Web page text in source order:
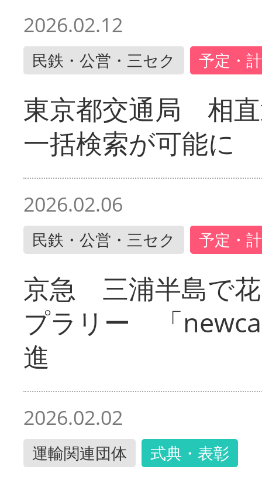
2026.02.12
民鉄・公営・三セク 予定・
東京都交通局 相
一括検索が可能に
2026.02.06
民鉄・公営・三セク 予定・
京急 三浦半島で
プラリー 「
進
2026.02.02
運輸関連団体 式典・表彰